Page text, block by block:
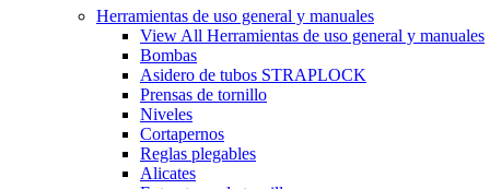
Herramientas de uso general y manuales
View All Herramientas de uso general y manuales
Bombas
Asidero de tubos STRAPLOCK
Prensas de tornillo
Niveles
Cortapernos
Reglas plegables
Alicates